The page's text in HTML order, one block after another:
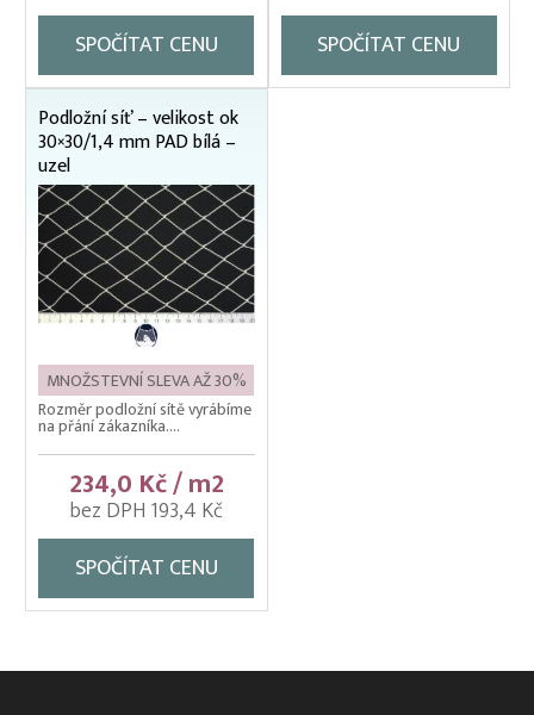
SPOČÍTAT CENU
SPOČÍTAT CENU
Podložní síť – velikost ok
30×30/1,4 mm PAD bílá –
uzel
MNOŽSTEVNÍ SLEVA AŽ 30%
Rozměr podložní sítě vyrábíme
na přání zákazníka....
234,0 Kč / m2
bez DPH 193,4 Kč
SPOČÍTAT CENU